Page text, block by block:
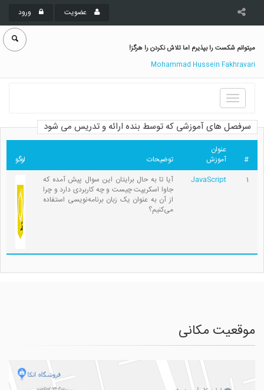
عضویت ورود
میتوانم شکست را بپذیرم اما تلاش نکردن را هرگز!
Mohammad Hussein Fakhravari
Toggle
navigation
سرفصل های آموزشی که توسط بنده ارائه و تدریس می شود
#
عنوان
آموزش
توضیحات
لوگو
1
JavaScript
آیا تا به حال برایتان این سوال پیش آمده که
جاوا اسکریپت چیست و چه کاربردی دارد و چرا
از آن به عنوان یک زبان برنامه‌نویسی استفاده
می‌کنیم؟
موقعیت مکانی